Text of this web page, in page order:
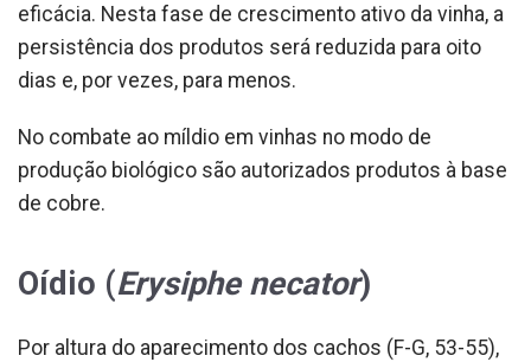
eficácia. Nesta fase de crescimento ativo da vinha, a
persistência dos produtos será reduzida para oito
dias e, por vezes, para menos.
No combate ao míldio em vinhas no modo de
produção biológico são autorizados produtos à base
de cobre.
Oídio (Erysiphe necator)
Por altura do aparecimento dos cachos (F-G, 53-55),